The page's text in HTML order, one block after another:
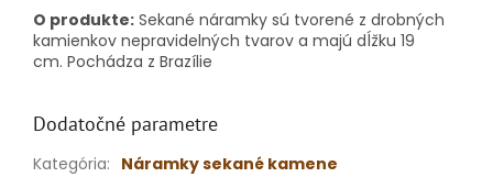
O produkte: Sekané náramky sú tvorené z drobných
kamienkov nepravidelných tvarov a majú dĺžku 19
cm. Pochádza z Brazílie
Dodatočné parametre
Kategória: Náramky sekané kamene